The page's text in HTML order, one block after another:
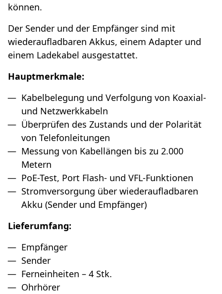
können.
Der Sender und der Empfänger sind mit
wiederaufladbaren Akkus, einem Adapter und
einem Ladekabel ausgestattet.
Hauptmerkmale:
Kabelbelegung und Verfolgung von Koaxial-
und Netzwerkkabeln
Überprüfen des Zustands und der Polarität
von Telefonleitungen
Messung von Kabellängen bis zu 2.000
Metern
PoE-Test, Port Flash- und VFL-Funktionen
Stromversorgung über wiederaufladbaren
Akku (Sender und Empfänger)
Lieferumfang:
Empfänger
Sender
Ferneinheiten – 4 Stk.
Ohrhörer